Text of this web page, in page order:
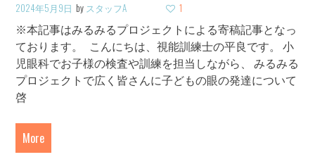
2024年5月9日 by スタッフA 1
※本記事はみるみるプロジェクトによる寄稿記事となっ
ております。 こんにちは、視能訓練士の平良です。 小
児眼科でお子様の検査や訓練を担当しながら、 みるみる
プロジェクトで広く皆さんに子どもの眼の発達について
啓
More